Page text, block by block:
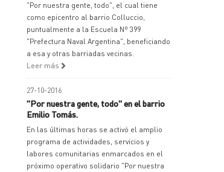
"Por nuestra gente, todo", el cual tiene
como epicentro al barrio Colluccio,
puntualmente a la Escuela Nº 399
"Prefectura Naval Argentina", beneficiando
a esa y otras barriadas vecinas.
Leer más
27-10-2016
"Por nuestra gente, todo" en el barrio
Emilio Tomás.
En las últimas horas se activó el amplio
programa de actividades, servicios y
labores comunitarias enmarcados en el
próximo operativo solidario "Por nuestra